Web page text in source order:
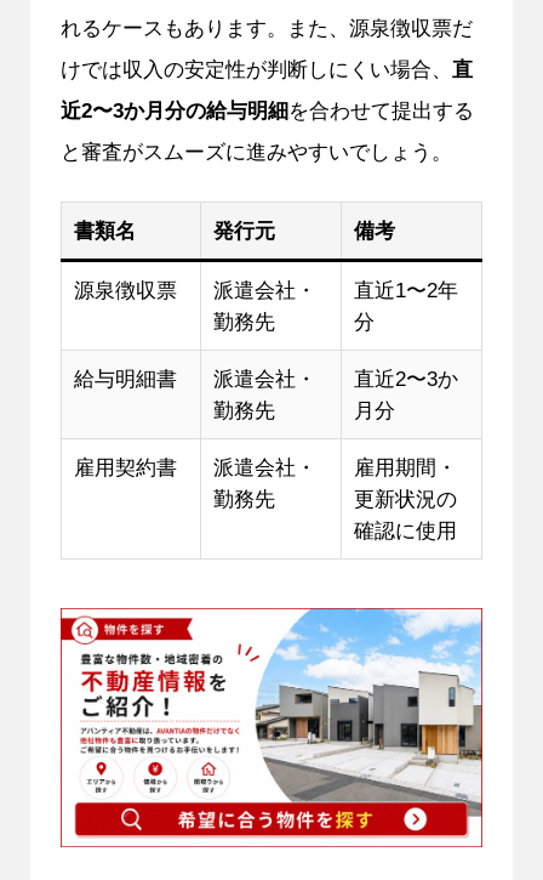
れるケースもあります。また、源泉徴収票だ
けでは収入の安定性が判断しにくい場合、 直
近2〜3か月分の給与明細を合わせて提出する
と審査がスムーズに進みやすいでしょう。
書類名 発行元 備考
源泉徴収票
派遣会社・
勤務先
直近1〜2年
分
給与明細書
派遣会社・
勤務先
直近2〜3か
月分
雇用契約書
派遣会社・
勤務先
雇用期間・
更新状況の
確認に使用